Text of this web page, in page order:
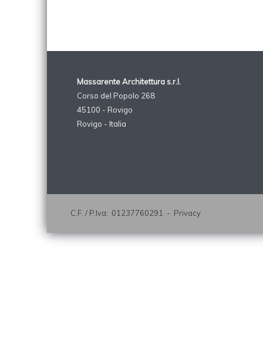
Massarente Architettura s.r.l.
Corso del Popolo 268
45100 - Rovigo
Rovigo - Italia
C.F. / P.Iva: 01237760291 - Privacy